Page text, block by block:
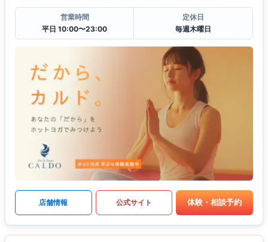
営業時間
平日 10:00〜23:00
定休日
毎週木曜日
店舗情報 公式サイト 体験・相談予約